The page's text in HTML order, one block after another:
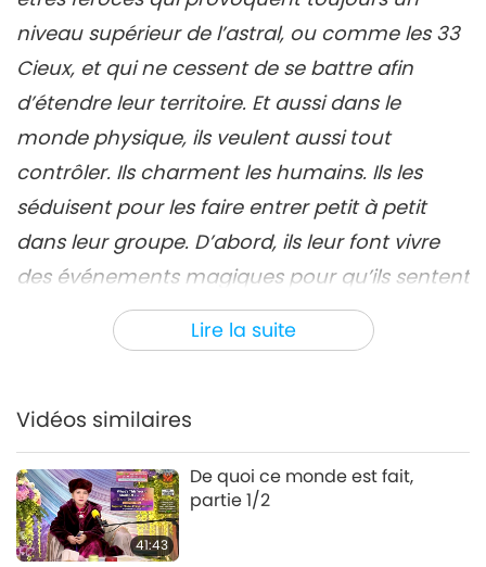
Lire la suite
niveau supérieur de l’astral, ou comme les 33
Cieux, et qui ne cessent de se battre afin
d’étendre leur territoire. Et aussi dans le
monde physique, ils veulent aussi tout
contrôler. Ils charment les humains. Ils les
séduisent pour les faire entrer petit à petit
dans leur groupe. D’abord, ils leur font vivre
des événements magiques pour qu’ils sentent
que : « Oh, c’est bien, c’est bien. Ce que je
veux, je l’obtiens. »
Salutations. Que Dieu bénisse tout le monde,
pour que vous alliez tous bien. Dieu merci,
nous sommes toujours ici et avons tout ce
dont nous avons besoin, même si certains ne
Vidéos similaires
41:43
De quoi ce monde est fait,
partie 1/2